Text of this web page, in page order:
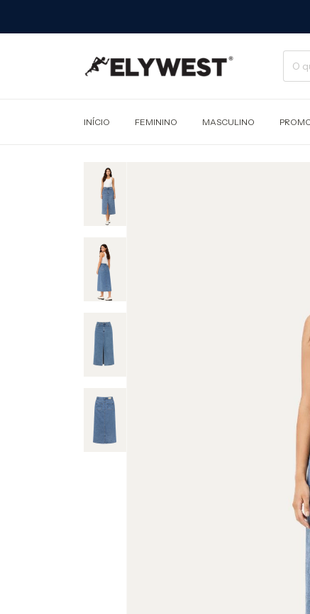
INÍCIO FEMININO MASCULINO